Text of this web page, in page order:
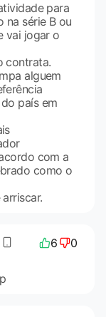
para
na série B ou
vai jogar o
contrata.
alguem
país em
com a
como o
6 0